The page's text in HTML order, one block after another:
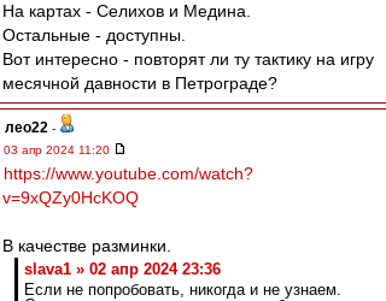
На картах - Селихов и Медина.
Остальные - доступны.
Вот интересно - повторят ли ту тактику на игру
месячной давности в Петрограде?
лео22 -
03 апр 2024 11:20
https://www.youtube.com/watch?
v=9xQZy0HcKOQ
В качестве разминки.
slava1 » 02 апр 2024 23:36
Если не попробовать, никогда и не узнаем.